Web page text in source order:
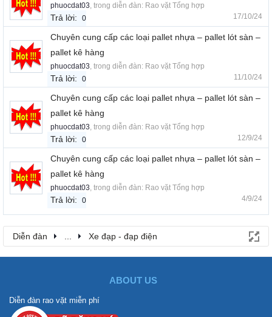
phuocdat03, trong diễn đàn: Rao vặt Tổng hợp
Trả lời: 0 17/10/24
Chuyên cung cấp các loại pallet nhựa – pallet lót sàn –
pallet kê hàng
phuocdat03, trong diễn đàn: Rao vặt Tổng hợp
Trả lời: 0 11/10/24
Chuyên cung cấp các loại pallet nhựa – pallet lót sàn –
pallet kê hàng
phuocdat03, trong diễn đàn: Rao vặt Tổng hợp
Trả lời: 0 12/9/24
Chuyên cung cấp các loại pallet nhựa – pallet lót sàn –
pallet kê hàng
phuocdat03, trong diễn đàn: Rao vặt Tổng hợp
Trả lời: 0 4/9/24
Diễn đàn ... Xe đạp - đạp điện
ABOUT US
Diễn đàn rao vặt miễn phí